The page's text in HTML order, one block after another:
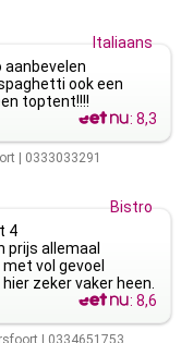
Italiaans
aanbevelen
ook een
toptent!!!!
:8,3
0333033291
Bistro
4
prijs allemaal
vol gevoel
zeker vaker heen.
:8,6
0334651753